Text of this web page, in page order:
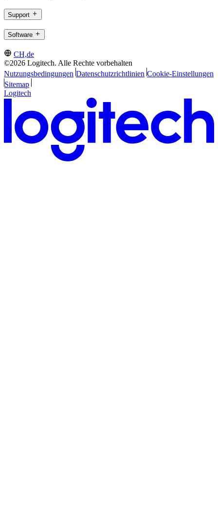
Support
Software
CH,de
©2026 Logitech. Alle Rechte vorbehalten
Nutzungsbedingungen Datenschutzrichtlinien Cookie-Einstellungen
Sitemap
Logitech